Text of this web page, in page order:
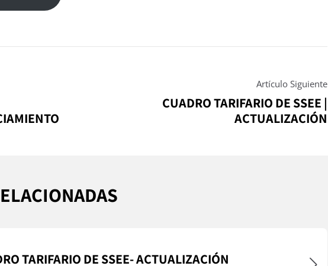
Artículo Siguiente
CUADRO TARIFARIO DE SSEE |
ACTUALIZACIÓN
TARIFARIO DE SSEE- ACTUALIZACIÓN